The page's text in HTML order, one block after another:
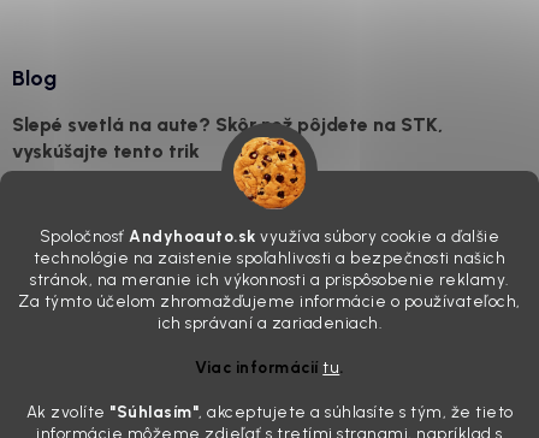
Spoločnosť Andyhoauto.sk využíva súbory cookie a ďalšie
technológie na zaistenie spoľahlivosti a bezpečnosti našich
stránok, na meranie ich výkonnosti a prispôsobenie reklamy.
Za týmto účelom zhromažďujeme informácie o používateľoch,
ich správaní a zariadeniach.
Viac informáciítu.
Ak zvolíte "Súhlasím", akceptujete a súhlasíte s tým, že tieto
informácie môžeme zdieľať s tretími stranami, napríklad s
Blog
Slepé svetlá na aute? Skôr než pôjdete na STK,
vyskúšajte tento trik
skutočnosti je? Často za to môžu práve „slepé“ svetlomety. Ten
mliečny, drsný povrch nie je len estetická vada. Keď slnko a soľ urobia
svoje, plexisklo začne svetlo rozptyľovať namiesto to...
Zabudnite na handru. Ak chcete mať auto naozaj čisté,
Poznáte ten moment. Vonku svieti slnko, vy sedíte v čerstvo